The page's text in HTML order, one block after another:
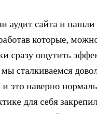
аудит сайта и нашли
которые,
сразу ощутить
сталкиваемся
это наверно
для себя